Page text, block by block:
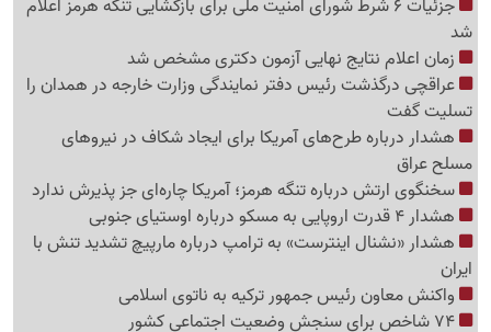
جزئیات 6 شرط شورای امنیت ملی برای بازگشایی تنگه هرمز اعلام
شد
زمان اعلام نتایج نهایی آزمون دکتری مشخص شد
عراقچی درگذشت رئیس دفتر نمایندگی وزارت خارجه در همدان را
تسلیت گفت
هشدار درباره طرح‌های آمریکا برای ایجاد شکاف در نیروهای
مسلح عراق
سخنگوی ارتش درباره تنگه هرمز؛ آمریکا چاره‌ای جز پذیرش ندارد
هشدار 4 قدرت اروپایی به مسکو درباره اوستیای جنوبی
هشدار «نشنال اینترست» به ترامپ درباره مارپیچ تشدید تنش با
ایران
واکنش معاون رئیس جمهور ترکیه به ناتوی اسلامی